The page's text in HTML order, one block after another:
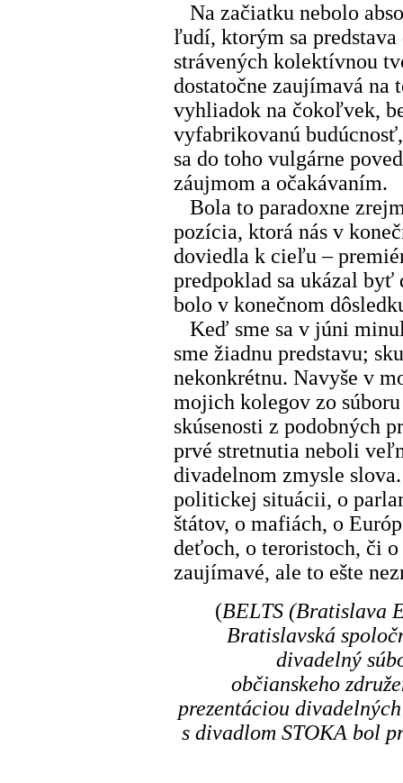
Na začiatku nebolo
ľudí, ktorým sa
strávených kolektívnou
dostatočne zaujímavá na
vyhliadok na čokoľvek,
vyfabrikovanú
sa do toho vulgárne
záujmom a očakávaním.
Bola to paradoxne
pozícia, ktorá nás v
doviedla k cieľu –
predpoklad sa ukázal byť
bolo v konečnom
Keď sme sa v júni
sme žiadnu predstavu;
nekonkrétnu. Navyše v
mojich kolegov zo
skúsenosti z podobných
prvé stretnutia neboli
divadelnom zmysle
politickej situácii, o
štátov, o mafiách, o
deťoch, o teroristoch, či
zaujímavé, ale to ešte
(BELTS (Bratislava
Bratislavská
divadelný
občianskeho
prezentáciou
s divadlom STOKA bol